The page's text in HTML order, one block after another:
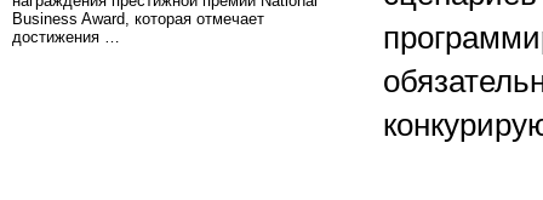
Business Award, которая отмечает
достижения …